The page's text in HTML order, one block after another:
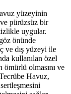
yüzeyinin
pürüzsüz bir
uygular.
önünde
ve dış yüzeyi ile
kullanılan özel
ömürlü olmasını ve
Havuz,